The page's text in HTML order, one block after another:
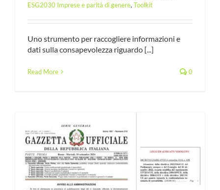
ESG2030 Imprese e parità di genere, Toolkit
Uno strumento per raccogliere informazioni e
dati sulla consapevolezza riguardo [...]
Read More 0